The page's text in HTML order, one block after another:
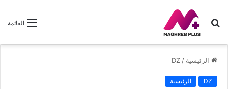
القائمة
بحث
عن
الرئيسية /
DZ
DZ الرئيسية